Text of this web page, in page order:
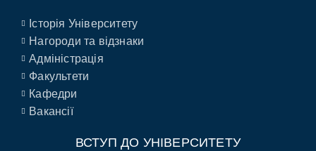
Історія Університету
Нагороди та відзнаки
Адміністрація
Факультети
Кафедри
Вакансії
ВСТУП ДО УНІВЕРСИТЕТУ